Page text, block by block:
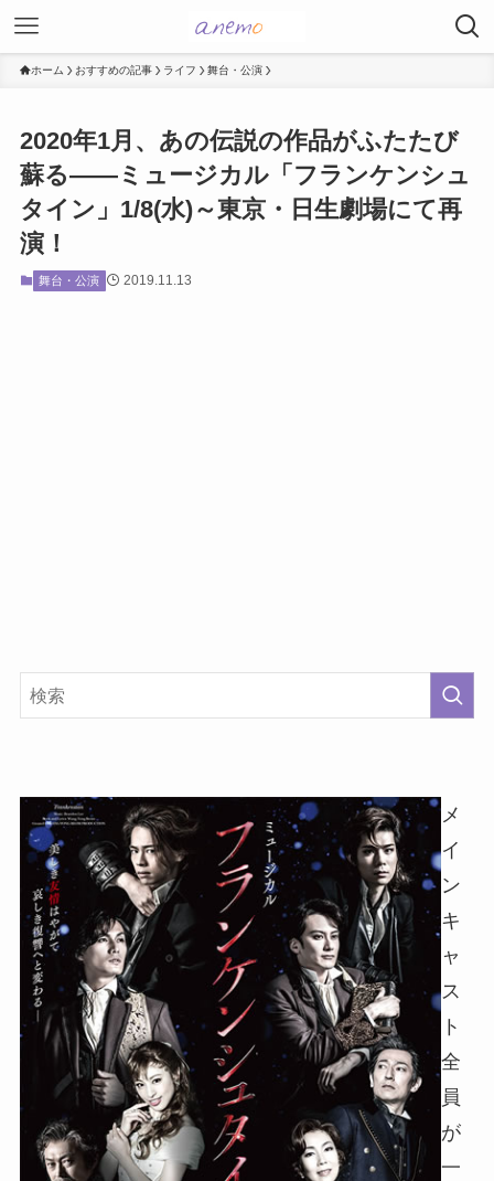
ホーム おすすめの記事 ライフ 舞台・公演
2020年1月、あの伝説の作品がふたたび
蘇る――ミュージカル「フランケンシュ
タイン」1/8(水)～東京・日生劇場にて再
演！
舞台・公演 2019.11.13
メ
イ
ン
キ
ャ
ス
ト
全
員
が
一